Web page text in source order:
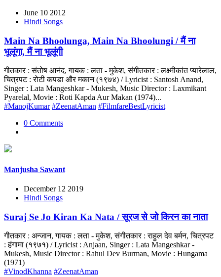
June 10 2012
Hindi Songs
Main Na Bhoolunga, Main Na Bhoolungi / मैं ना
भूलूंगा, मैं ना भूलूंगी
गीतकार : संतोष आनंद, गायक : लता - मुकेश, संगीतकार : लक्ष्मीकांत प्यारेलाल,
चित्रपट : रोटी कपडा और मकान (१९७४) / Lyricist : Santosh Anand,
Singer : Lata Mangeshkar - Mukesh, Music Director : Laxmikant
Pyarelal, Movie : Roti Kapda Aur Makan (1974)...
#ManojKumar #ZeenatAman #FilmfareBestLyricist
0 Comments
Manjusha Sawant
December 12 2019
Hindi Songs
Suraj Se Jo Kiran Ka Nata / सूरज से जो किरन का नाता
गीतकार : अन्जान, गायक : लता - मुकेश, संगीतकार : राहुल देव बर्मन, चित्रपट
: हंगामा (१९७१) / Lyricist : Anjaan, Singer : Lata Mangeshkar -
Mukesh, Music Director : Rahul Dev Burman, Movie : Hungama
(1971)
#VinodKhanna #ZeenatAman